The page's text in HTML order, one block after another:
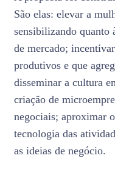
São elas: elevar a
sensibilizando quanto
de mercado;
produtivos e que
disseminar a cultura
criação de
negociais; aproximar
tecnologia das
as ideias de negócio.